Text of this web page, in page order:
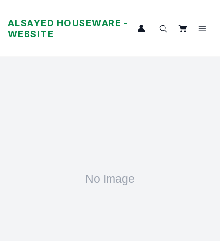
ALSAYED HOUSEWARE -
WEBSITE